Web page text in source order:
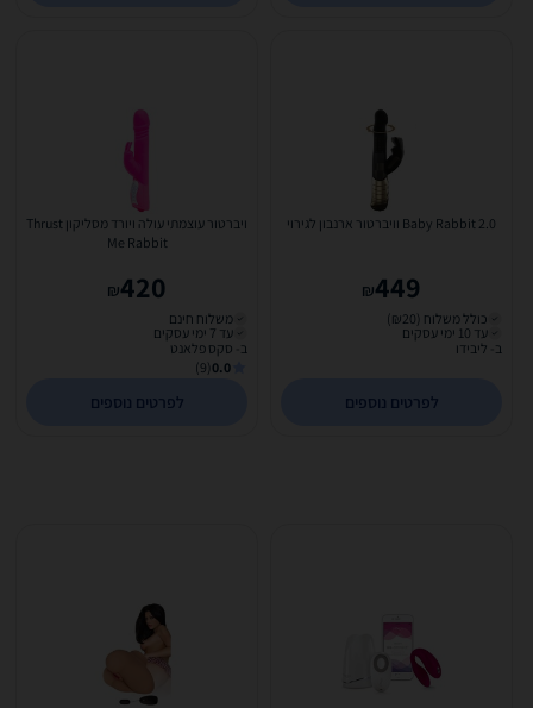
2.0 Baby Rabbit וויברטור ארנבון לגירוי
449
₪
כולל משלוח (₪20)
עד 10 ימי עסקים
ב- ליבידו
לפרטים נוספים
ויברטור עוצמתי עולה ויורד מסליקון Thrust
Me Rabbit
420
₪
משלוח חינם
עד 7 ימי עסקים
ב- סקס פלאנט
0.0
(9)
לפרטים נוספים